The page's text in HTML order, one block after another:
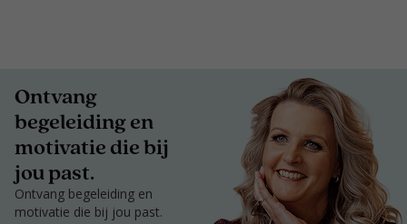
Ontvang
begeleiding en
motivatie die bij
jou past.
Ontvang begeleiding en
motivatie die bij jou past.